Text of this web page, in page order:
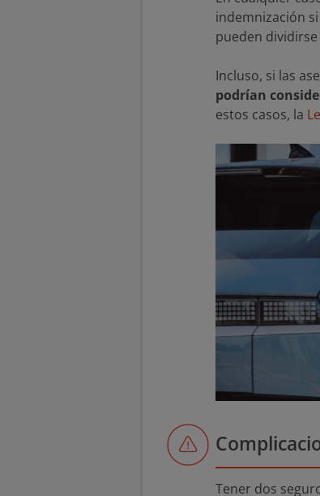
indemnización
pueden
Incluso, si las
podrían
estos casos, la
Tener dos